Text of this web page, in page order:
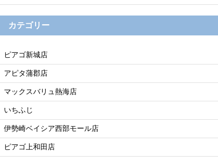
カテゴリー
ピアゴ新城店
アピタ蒲郡店
マックスバリュ熱海店
いちふじ
伊勢崎ベイシア西部モール店
ピアゴ上和田店